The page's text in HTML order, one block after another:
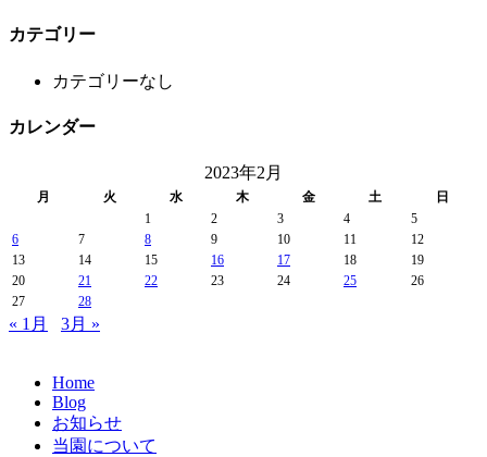
カテゴリー
カテゴリーなし
カレンダー
2023年2月
月 火 水 木 金 土
日
1
2 3 4
5
6
7 8 9 10 11
12
13
14 15 16 17 18
19
20
21 22 23 24 25
26
27
28
« 1月 3月 »
Home
Blog
お知らせ
当園について